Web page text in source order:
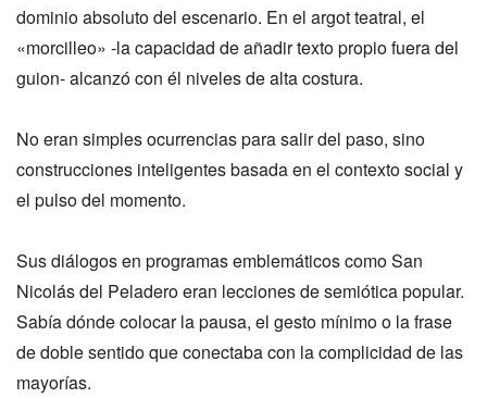
dominio absoluto del escenario. En el argot teatral, el
«morcilleo» -la capacidad de añadir texto propio fuera del
guion- alcanzó con él niveles de alta costura.
No eran simples ocurrencias para salir del paso, sino
construcciones inteligentes basada en el contexto social y
el pulso del momento.
Sus diálogos en programas emblemáticos como San
Nicolás del Peladero eran lecciones de semiótica popular.
Sabía dónde colocar la pausa, el gesto mínimo o la frase
de doble sentido que conectaba con la complicidad de las
mayorías.